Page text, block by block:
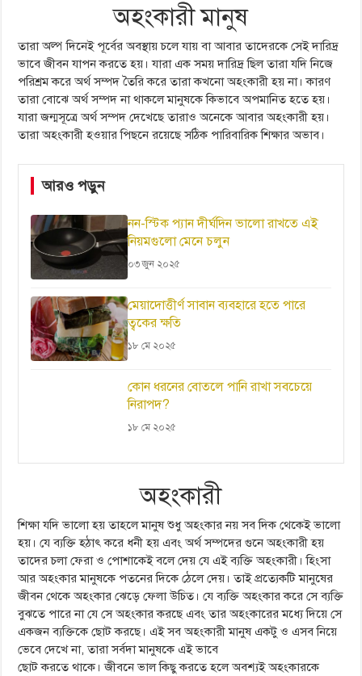
অহংকারী মানুষ
তারা অল্প দিনেই পূর্বের অবস্থায় চলে যায় বা আবার তাদেরকে সেই দারিদ্র
ভাবে জীবন যাপন করতে হয়। যারা এক সময় দারিদ্র ছিল তারা যদি নিজে
পরিশ্রম করে অর্থ সম্পদ তৈরি করে তারা কখনো অহংকারী হয় না। কারণ
তারা বোঝে অর্থ সম্পদ না থাকলে মানুষকে কিভাবে অপমানিত হতে হয়।
যারা জন্মসূত্রে অর্থ সম্পদ দেখেছে তারাও অনেকে আবার অহংকারী হয়।
তারা অহংকারী হওয়ার পিছনে রয়েছে সঠিক পারিবারিক শিক্ষার অভাব।
আরও পড়ুন
নন-স্টিক প্যান দীর্ঘদিন ভালো রাখতে এই
নিয়মগুলো মেনে চলুন
০৩ জুন ২০২৫
মেয়াদোত্তীর্ণ সাবান ব্যবহারে হতে পারে
ত্বকের ক্ষতি
১৮ মে ২০২৫
কোন ধরনের বোতলে পানি রাখা সবচেয়ে
নিরাপদ?
১৮ মে ২০২৫
অহংকারী
শিক্ষা যদি ভালো হয় তাহলে মানুষ শুধু অহংকার নয় সব দিক থেকেই ভালো
হয়। যে ব্যক্তি হঠাৎ করে ধনী হয় এবং অর্থ সম্পদের গুনে অহংকারী হয়
তাদের চলা ফেরা ও পোশাকেই বলে দেয় যে এই ব্যক্তি অহংকারী। হিংসা
আর অহংকার মানুষকে পতনের দিকে ঠেলে দেয়। তাই প্রত্যেকটি মানুষের
জীবন থেকে অহংকার ঝেড়ে ফেলা উচিত। যে ব্যক্তি অহংকার করে সে ব্যক্তি
বুঝতে পারে না যে সে অহংকার করছে এবং তার অহংকারের মধ্যে দিয়ে সে
একজন ব্যক্তিকে ছোট করছে। এই সব অহংকারী মানুষ একটু ও এসব নিয়ে
ভেবে দেখে না, তারা সর্বদা মানুষকে এই ভাবে
ছোট করতে থাকে। জীবনে ভাল কিছু করতে হলে অবশ্যই অহংকারকে